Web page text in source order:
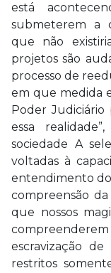
está
submeterem a
que não
projetos são
processo de
em que medida
Poder
essa
sociedade A
voltadas à
entendimento do
compreensão
que nossos
escravização
restritos